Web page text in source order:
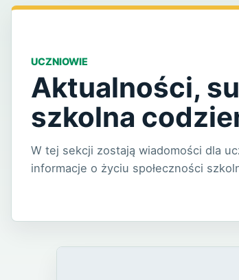
UCZNIOWIE
Aktualności,
szkolna
W tej sekcji zostają wiadomości dla
informacje o życiu społeczności